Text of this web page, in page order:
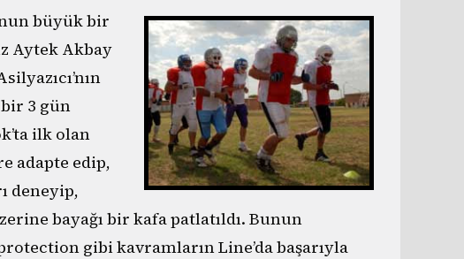
büyük bir
Aytek Akbay
bir 3 gün
ilk olan
adapte edip,
deneyip,
bayağı bir kafa patlatıldı. Bunun
gibi kavramların Line’da başarıyla